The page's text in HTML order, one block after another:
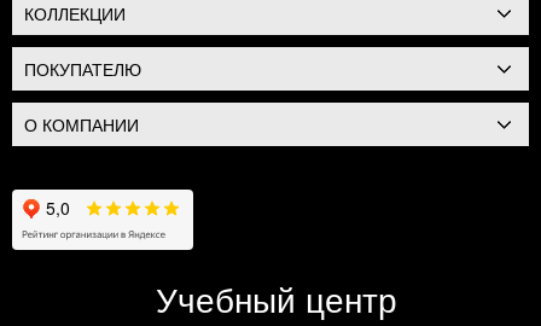
КОЛЛЕКЦИИ
ПОКУПАТЕЛЮ
О КОМПАНИИ
Учебный центр